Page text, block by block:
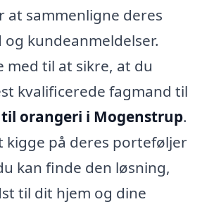
at sammenligne deres
kundeanmeldelser.
med til at sikre, at du
kvalificerede fagmand til
orangeri i Mogenstrup.
kigge på deres porteføljer
kan finde den løsning,
til dit hjem og dine